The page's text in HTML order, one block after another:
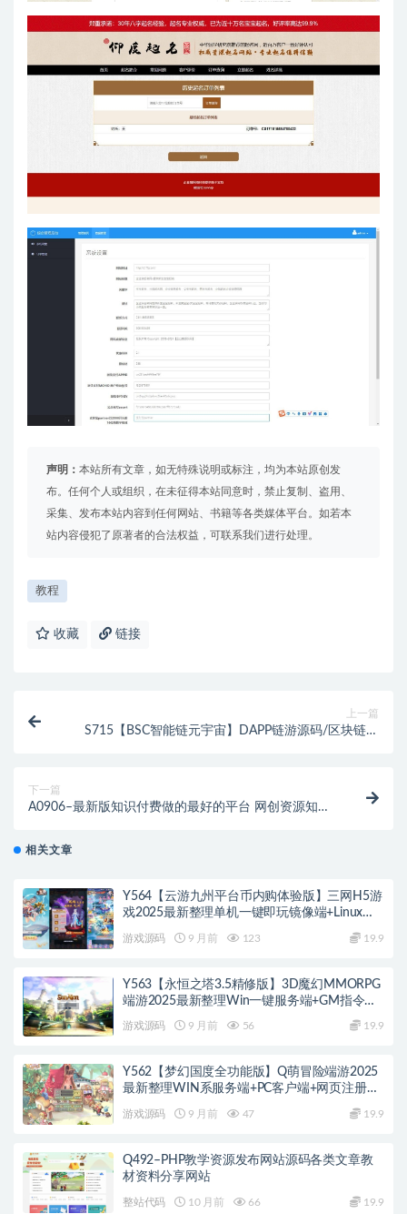
声明： 本站所有文章，如无特殊说明或标注，均为本站原创发
布。任何个人或组织，在未征得本站同意时，禁止复制、盗用、
采集、发布本站内容到任何网站、书籍等各类媒体平台。如若本
站内容侵犯了原著者的合法权益，可联系我们进行处理。
教程
收藏 链接
上一篇
S715【BSC智能链元宇宙】DAPP链游源码/区块链游
下一篇
A0906–最新版知识付费做的最好的平台 网创资源知识
相关文章
Y564【云游九州平台币内购体验版】三网H5游
戏2025最新整理单机一键即玩镜像端+Linux手
游戏源码 9 月前 123 19.9
Y563【永恒之塔3.5精修版】3D魔幻MMORPG
端游2025最新整理Win一键服务端+GM指令
+PC客户端+教程
游戏源码 9 月前 56 19.9
Y562【梦幻国度全功能版】Q萌冒险端游2025
最新整理WIN系服务端+PC客户端+网页注册
游戏源码 9 月前 47 19.9
Q492–PHP教学资源发布网站源码各类文章教
材资料分享网站
整站代码 10 月前 66 19.9